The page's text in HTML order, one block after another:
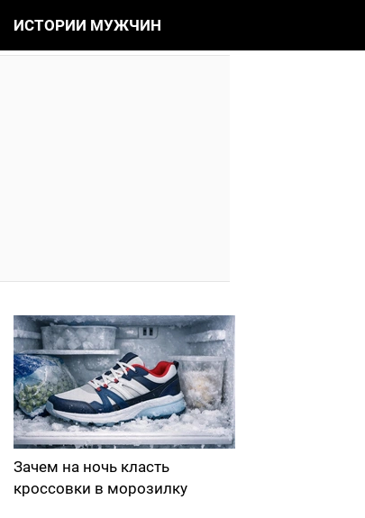
ИСТОРИИ МУЖЧИН
Зачем на ночь класть
кроссовки в морозилку